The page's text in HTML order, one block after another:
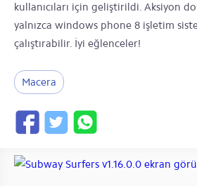
kullanıcıları için geliştirildi. Aksiyon
yalnızca windows phone 8 işletim
çalıştırabilir. İyi eğlenceler!
Macera